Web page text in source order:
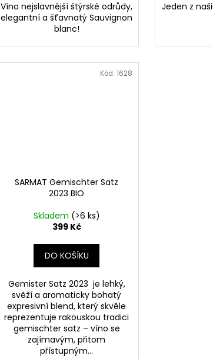
Víno nejslavnější štýrské odrůdy,
elegantní a šťavnatý Sauvignon
blanc!
Jeden z
SARMAT Gemischter Satz
2023 BIO
Skladem (>6 ks)
399 Kč
DO KOŠÍKU
Gemister Satz 2023 je lehký,
svěží a aromaticky bohatý
expresivní blend, který skvěle
reprezentuje rakouskou tradici
gemischter satz – víno se
zajímavým, přitom
přístupným...
Kód:1628